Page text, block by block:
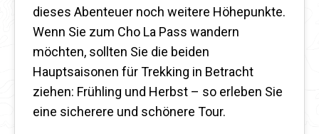
dieses Abenteuer noch weitere Höhepunkte.
Wenn Sie zum Cho La Pass wandern
möchten, sollten Sie die beiden
Hauptsaisonen für Trekking in Betracht
ziehen: Frühling und Herbst – so erleben Sie
eine sicherere und schönere Tour.